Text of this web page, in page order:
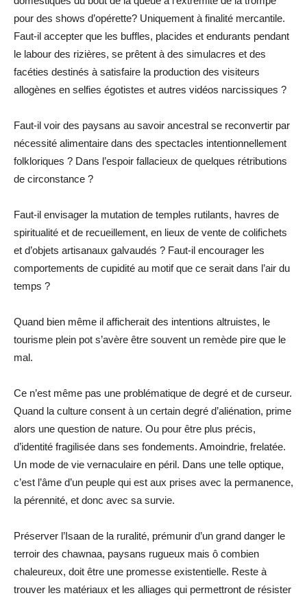
pour des shows d’opérette? Uniquement à finalité mercantile.
Faut-il accepter que les buffles, placides et endurants pendant
le labour des rizières, se prêtent à des simulacres et des
facéties destinés à satisfaire la production des visiteurs
allogènes en selfies égotistes et autres vidéos narcissiques ?
Faut-il voir des paysans au savoir ancestral se reconvertir par
nécessité alimentaire dans des spectacles intentionnellement
folkloriques ? Dans l’espoir fallacieux de quelques rétributions
de circonstance ?
Faut-il envisager la mutation de temples rutilants, havres de
spiritualité et de recueillement, en lieux de vente de colifichets
et d’objets artisanaux galvaudés ? Faut-il encourager les
comportements de cupidité au motif que ce serait dans l’air du
temps ?
Quand bien même il afficherait des intentions altruistes, le
tourisme plein pot s’avère être souvent un remède pire que le
mal.
Ce n’est même pas une problématique de degré et de curseur.
Quand la culture consent à un certain degré d’aliénation, prime
alors une question de nature. Ou pour être plus précis,
d’identité fragilisée dans ses fondements. Amoindrie, frelatée.
Un mode de vie vernaculaire en péril. Dans une telle optique,
c’est l’âme d’un peuple qui est aux prises avec la permanence,
la pérennité, et donc avec sa survie.
Préserver l’Isaan de la ruralité, prémunir d’un grand danger le
terroir des chawnaa, paysans rugueux mais ô combien
chaleureux, doit être une promesse existentielle. Reste à
trouver les matériaux et les alliages qui permettront de résister